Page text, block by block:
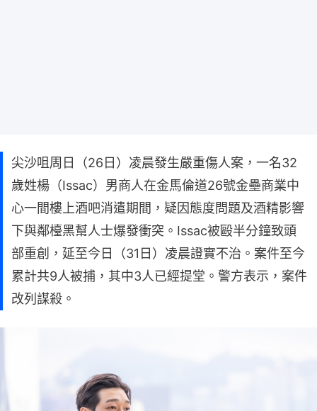
尖沙咀周日（26日）凌晨發生嚴重傷人案，一名32
歲姓楊（Issac）男商人在金馬倫道26號金壘商業中
心一間樓上酒吧消遣期間，疑因態度問題及酒精影響
下與鄰檯黑幫人士爆發衝突。Issac被毆半分鐘致頭
部重創，延至今日（31日）凌晨證實不治。案件至今
累計共9人被捕，其中3人已經提堂。警方表示，案件
改列謀殺。